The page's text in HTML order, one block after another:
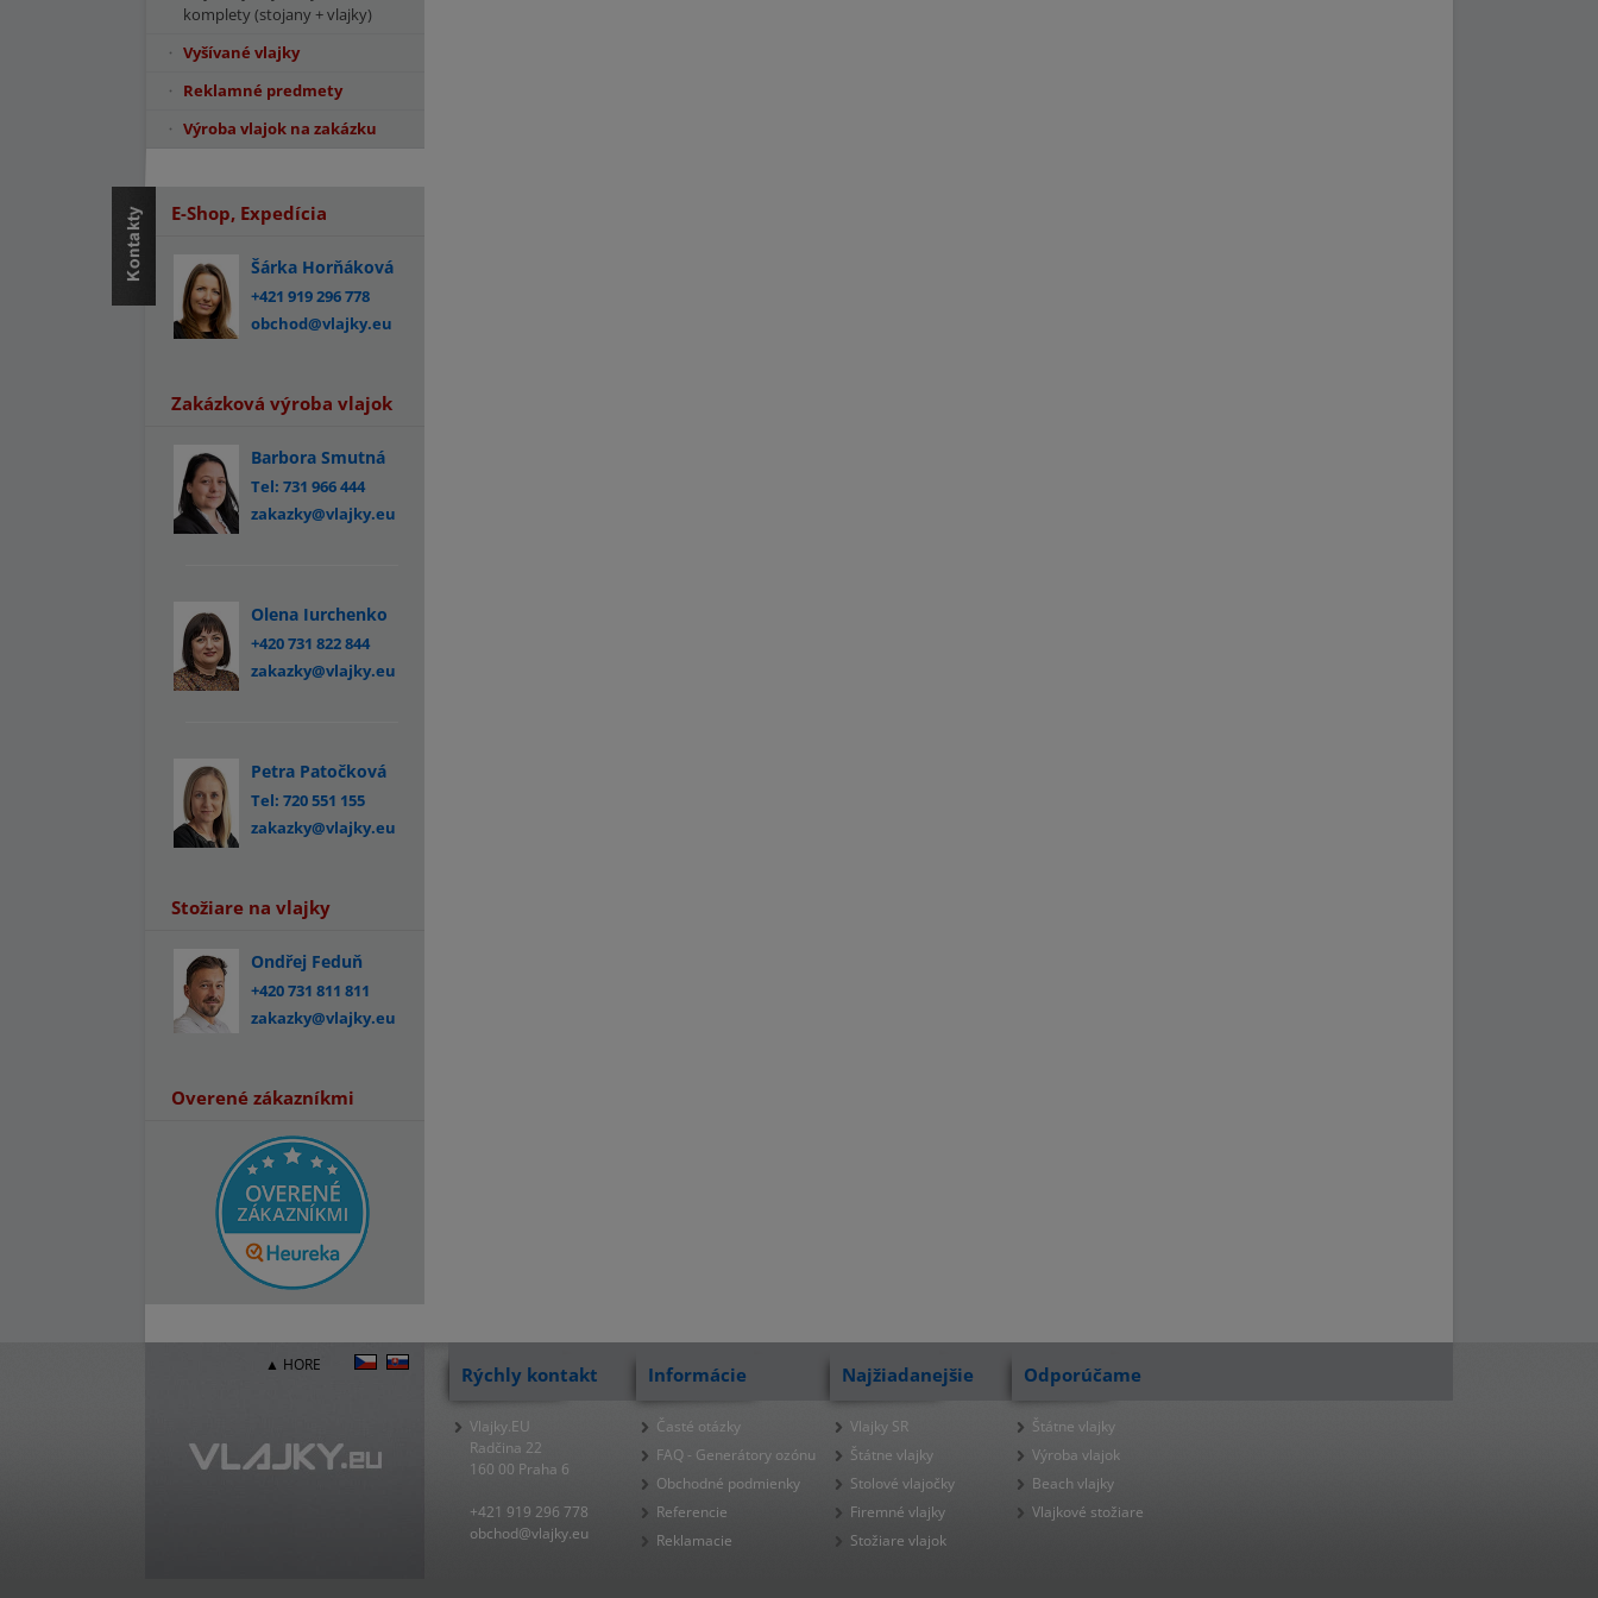
komplety (stojany + vlajky)
Vyšívané vlajky
Reklamné predmety
Výroba vlajok na zakázku
E-Shop, Expedícia
Šárka Horňáková
+421 919 296 778
obchod@vlajky.eu
Zakázková výroba vlajok
Barbora Smutná
Tel: 731 966 444
zakazky@vlajky.eu
Olena Iurchenko
+420 731 822 844
zakazky@vlajky.eu
Petra Patočková
Tel: 720 551 155
zakazky@vlajky.eu
Stožiare na vlajky
Ondřej Feduň
+420 731 811 811
zakazky@vlajky.eu
Overené zákazníkmi
▲ HORE Rýchly kontakt
Vlajky.EU
Radčina 22
160 00 Praha 6
+421 919 296 778
obchod@vlajky.eu
Informácie
Časté otázky
FAQ - Generátory ozónu
Obchodné podmienky
Referencie
Reklamacie
Najžiadanejšie
Vlajky SR
Štátne vlajky
Stolové vlajočky
Firemné vlajky
Stožiare vlajok
Odporúčame
Štátne vlajky
Výroba vlajok
Beach vlajky
Vlajkové stožiare